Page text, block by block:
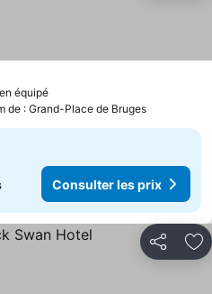
équipé
de : Grand-Place de Bruges
Consulter les prix
Partager